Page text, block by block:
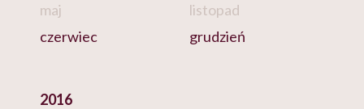
maj
czerwiec
listopad
grudzień
2016